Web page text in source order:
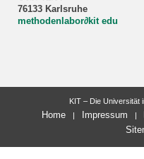
76133 Karlsruhe
methodenlabor∂kit edu
KIT – Die Universität
Home Impressum